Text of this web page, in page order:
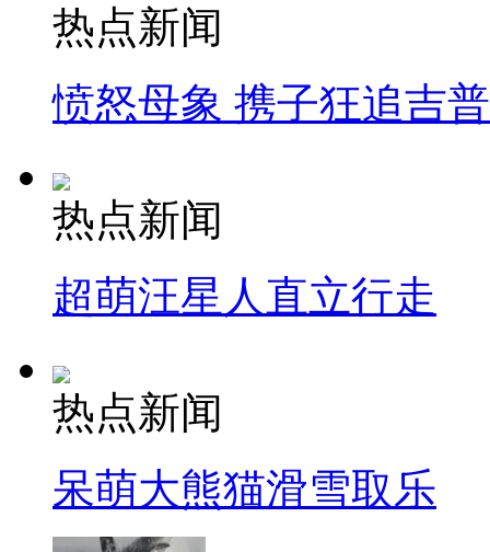
热点新闻
愤怒母象 携子狂追吉
热点新闻
超萌汪星人直立行走
热点新闻
呆萌大熊猫滑雪取乐